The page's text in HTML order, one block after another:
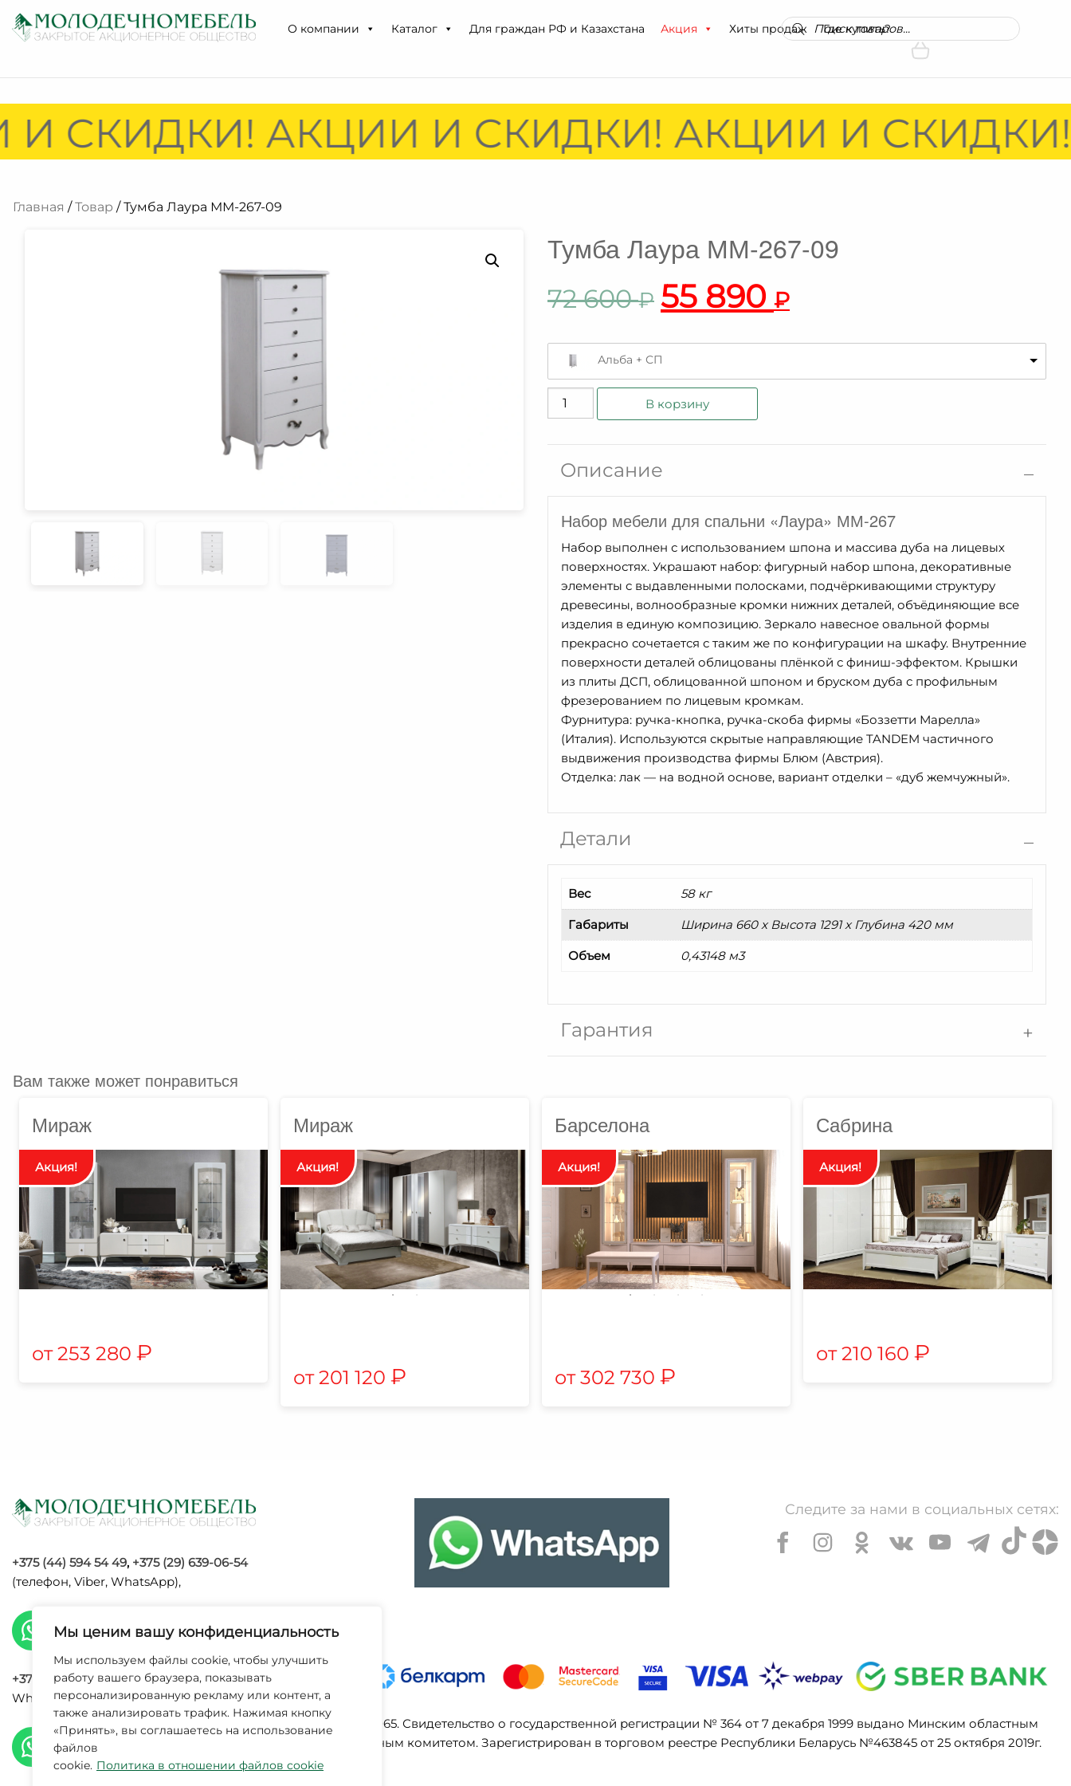
Мы ценим вашу конфиденциальность
Мы используем файлы cookie, чтобы улучшить
работу вашего браузера, показывать
персонализированную рекламу или контент, а
также анализировать трафик. Нажимая кнопку
«Принять», вы соглашаетесь на использование
файлов
cookie. Политика в отношении файлов cookie
О компании Каталог Для граждан РФ и Казахстана Акция Хиты продаж Где купить?
Поиск
товаров
СКИДКИ! АКЦИИ И СКИДКИ! АКЦИИ И
Главная /Товар / Тумба Лаура ММ-267-09
Тумба Лаура ММ-267-09
72 600₽ 55 890 ₽
Альба + СП
Количество
товара
ММ-267-
09
В корзину
Описание
Набор мебели для спальни «Лаура» ММ-267
Набор выполнен с использованием шпона и массива дуба на лицевых
поверхностях. Украшают набор: фигурный набор шпона, декоративные
элементы с выдавленными полосками, подчёркивающими структуру
древесины, волнообразные кромки нижних деталей, объёдиняющие все
изделия в единую композицию. Зеркало навесное овальной формы
прекрасно сочетается с таким же по конфигурации на шкафу. Внутренние
поверхности деталей облицованы плёнкой с финиш-эффектом. Крышки
из плиты ДСП, облицованной шпоном и бруском дуба с профильным
фрезерованием по лицевым кромкам.
Фурнитура: ручка-кнопка, ручка-скоба фирмы «Боззетти Марелла»
(Италия). Используются скрытые направляющие TANDEM частичного
выдвижения производства фирмы Блюм (Австрия).
Отделка: лак — на водной основе, вариант отделки – «дуб жемчужный».
Детали
Вес 58 кг
Габариты Ширина 660 x Высота 1291 x Глубина 420 мм
Объем 0,43148 м3
Гарантия
Вам также может понравиться
Мираж
253 280 ₽
Мираж
201 120 ₽
Барселона
302 730 ₽
Сабрина
210 160 ₽
+375 (44) 594 54 49, +375 (29) 639-06-54
(телефон, Viber, WhatsApp),
+375 (29) 120 09 34(телефон, Viber,
WhatsApp, Max),
Следите за нами в социальных сетях:
УНП 600203065. Свидетельство о государственной регистрации № 364 от 7 декабря 1999 выдано Минским областным
исполнительным комитетом. Зарегистрирован в торговом реестре Республики Беларусь №463845 от 25 октября 2019г.